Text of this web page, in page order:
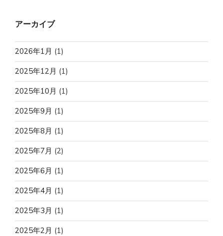
アーカイブ
2026年1月 (1)
2025年12月 (1)
2025年10月 (1)
2025年9月 (1)
2025年8月 (1)
2025年7月 (2)
2025年6月 (1)
2025年4月 (1)
2025年3月 (1)
2025年2月 (1)